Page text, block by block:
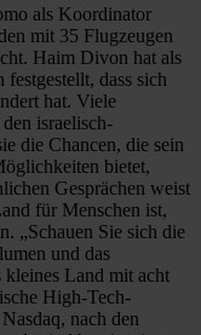
als Koordinator
mit 35 Flugzeugen
Haim Divon hat als
dass sich
hat. Viele
israelisch-
die Chancen, die sein
bietet,
Gesprächen weist
für Menschen ist,
„Schauen Sie sich die
und das
kleines Land mit acht
High-Tech-
nach den